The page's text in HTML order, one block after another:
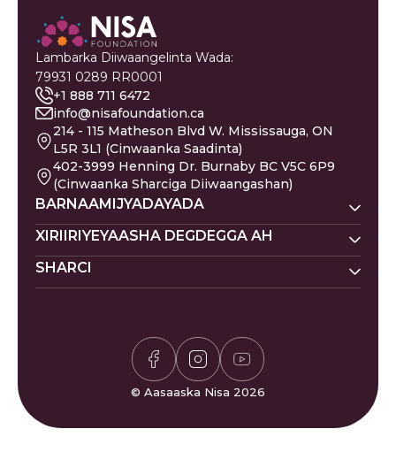
Lambarka Diiwaangelinta Wada:
79931 0289 RR0001
+1 888 711 6472
info@nisafoundation.ca
214 - 115 Matheson Blvd W. Mississauga, ON
L5R 3L1 (Cinwaanka Saadinta)
402-3999 Henning Dr. Burnaby BC V5C 6P9
(Cinwaanka Sharciga Diiwaangashan)
BARNAAMIJYADAYADA
Nisa Homes
Nisa Khadka Caawinta
XIRIIRIYEYAASHA DEGDEGGA AH
Ku Deeq
Codsi ku Saabsan
Xisaabiyaha Sakada
Ciyaarta Sudoku
Is-xilqaan
Bogaadin & Cabashooyin
Su'aalaha Badanaa La Is
Nala Soo Xiriir
SHARCI
Siyaasadda Deeq-bixiyaha
© Aasaaska Nisa 2026